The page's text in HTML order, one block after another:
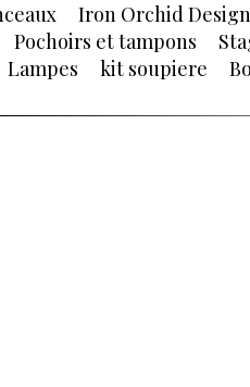
Iron Orchid Design
Pochoirs et tampons
Lampes kit soupiere